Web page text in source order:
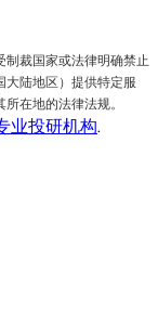
裁国家或法律明确禁止
大陆地区）提供特定服
在地的法律法规。
业投研机构.